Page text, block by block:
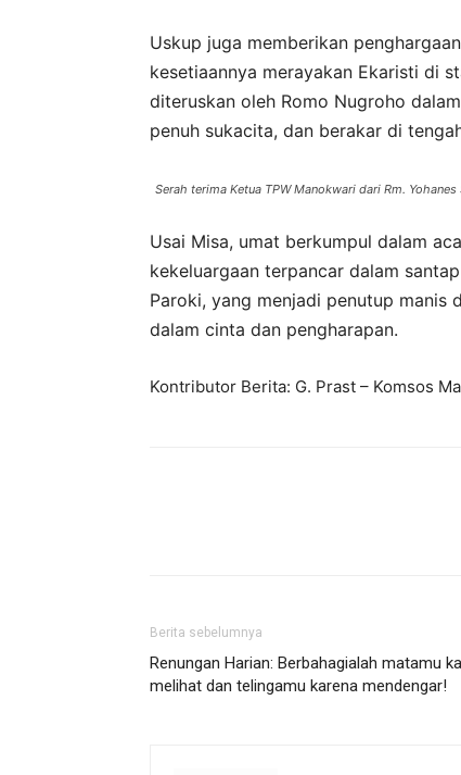
Uskup juga memberikan
kesetiaannya merayakan Ekaristi di
diteruskan oleh Romo Nugroho
penuh sukacita, dan berakar di
Serah terima Ketua TPW Manokwari dari Rm.
Usai Misa, umat berkumpul dalam
kekeluargaan terpancar dalam
Paroki, yang menjadi penutup manis
dalam cinta dan pengharapan.
Kontributor Berita: G. Prast – Komsos
Berita sebelumnya
Renungan Harian: Berbahagialah matamu
melihat dan telingamu karena mendengar!